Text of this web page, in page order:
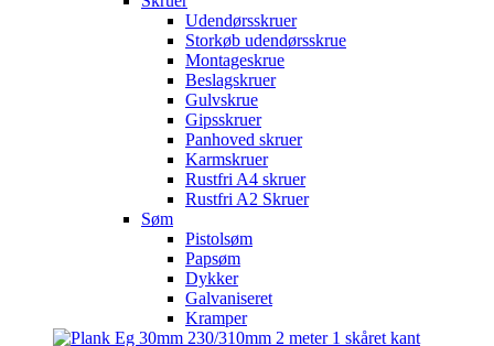
Udendørsskruer
Storkøb udendørsskrue
Montageskrue
Beslagskruer
Gulvskrue
Gipsskruer
Panhoved skruer
Karmskruer
Rustfri A4 skruer
Rustfri A2 Skruer
Søm
Pistolsøm
Papsøm
Dykker
Galvaniseret
Kramper